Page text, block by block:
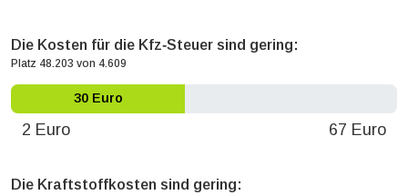
Die Kosten für die Kfz‐Steuer sind gering:
Platz 48.203 von 4.609
30 Euro
2 Euro 67 Euro
Die Kraftstoffkosten sind gering: